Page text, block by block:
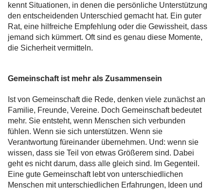
kennt Situationen, in denen die persönliche Unterstützung
den entscheidenden Unterschied gemacht hat. Ein guter
Rat, eine hilfreiche Empfehlung oder die Gewissheit, dass
jemand sich kümmert. Oft sind es genau diese Momente,
die Sicherheit vermitteln.
Gemeinschaft ist mehr als Zusammensein
Ist von Gemeinschaft die Rede, denken viele zunächst an
Familie, Freunde, Vereine. Doch Gemeinschaft bedeutet
mehr. Sie entsteht, wenn Menschen sich verbunden
fühlen. Wenn sie sich unterstützen. Wenn sie
Verantwortung füreinander übernehmen. Und: wenn sie
wissen, dass sie Teil von etwas Größerem sind. Dabei
geht es nicht darum, dass alle gleich sind. Im Gegenteil.
Eine gute Gemeinschaft lebt von unterschiedlichen
Menschen mit unterschiedlichen Erfahrungen, Ideen und